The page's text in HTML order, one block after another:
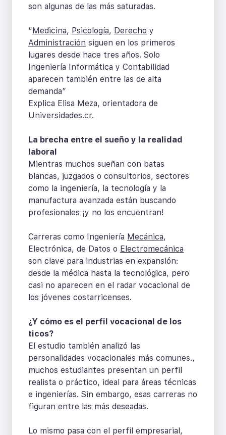
son algunas de las más saturadas.
“ Medicina, Psicología, Derecho y
Administración siguen en los primeros
lugares desde hace tres años. Solo
Ingeniería Informática y Contabilidad
aparecen también entre las de alta
demanda”
Explica Elisa Meza, orientadora de
Universidades.cr.
La brecha entre el sueño y la realidad
laboral
Mientras muchos sueñan con batas
blancas, juzgados o consultorios, sectores
como la ingeniería, la tecnología y la
manufactura avanzada están buscando
profesionales ¡y no los encuentran!
Carreras como Ingeniería Mecánica,
Electrónica, de Datos o Electromecánica
son clave para industrias en expansión:
desde la médica hasta la tecnológica, pero
casi no aparecen en el radar vocacional de
los jóvenes costarricenses.
¿Y cómo es el perfil vocacional de los
ticos?
El estudio también analizó las
personalidades vocacionales más comunes.,
muchos estudiantes presentan un perfil
realista o práctico, ideal para áreas técnicas
e ingenierías. Sin embargo, esas carreras no
figuran entre las más deseadas.
Lo mismo pasa con el perfil empresarial,